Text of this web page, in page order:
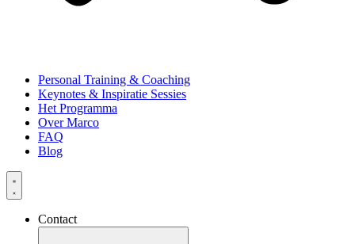
Personal Training & Coaching
Keynotes & Inspiratie Sessies
Het Programma
Over Marco
FAQ
Blog
Contact